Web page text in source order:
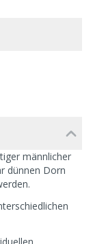
männlicher
dünnen Dorn